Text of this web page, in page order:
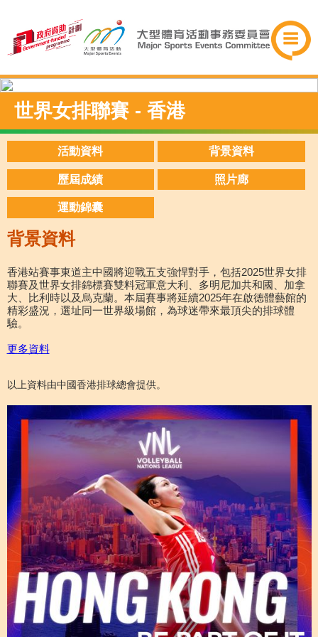
世界女排聯賽 - 香港
活動資料 背景資料
歷屆成績 照片廊
運動錦囊
背景資料
香港站賽事東道主中國將迎戰五支強悍對手，包括2025世界女排
聯賽及世界女排錦標賽雙料冠軍意大利、多明尼加共和國、加拿
大、比利時以及烏克蘭。本屆賽事將延續2025年在啟德體藝館的
精彩盛況，選址同一世界級場館，為球迷帶來最頂尖的排球體
驗。
更多資料
以上資料由中國香港排球總會提供。